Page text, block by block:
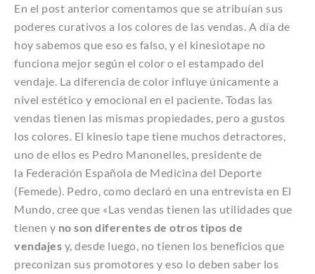
En el post anterior comentamos que se atribuían sus
poderes curativos a los colores de las vendas. A día de
hoy sabemos que eso es falso, y el kinesiotape no
funciona mejor según el color o el estampado del
vendaje. La diferencia de color influye únicamente a
nivel estético y emocional en el paciente. Todas las
vendas tienen las mismas propiedades, pero a gustos
los colores. El kinesio tape tiene muchos detractores,
uno de ellos es Pedro Manonelles, presidente de
la Federación Española de Medicina del Deporte
(Femede). Pedro, como declaró en una entrevista en El
Mundo, cree que «Las vendas tienen las utilidades que
tienen y no son diferentes de otros tipos de
vendajes y, desde luego, no tienen los beneficios que
preconizan sus promotores y eso lo deben saber los